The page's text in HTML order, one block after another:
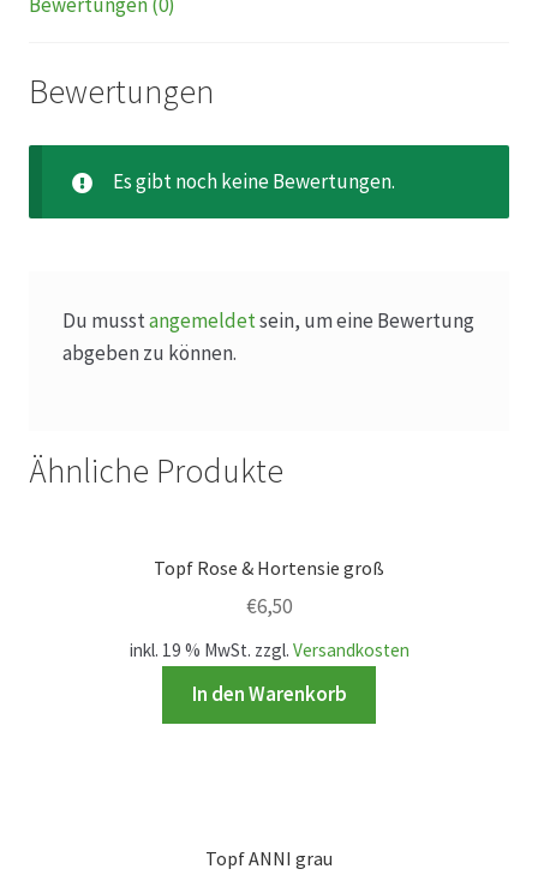
Shop
Team
Unser Betrieb
Rosenbox®-Abonnement
Bewertungen
Es gibt noch keine Bewertungen.
Du musstangemeldetsein, um eine Bewertung
abgeben zu können.
Ähnliche Produkte
Topf Rose & Hortensie groß
€6,50
inkl. 19 % MwSt. zzgl. Versandkosten
In den Warenkorb
Topf ANNI grau